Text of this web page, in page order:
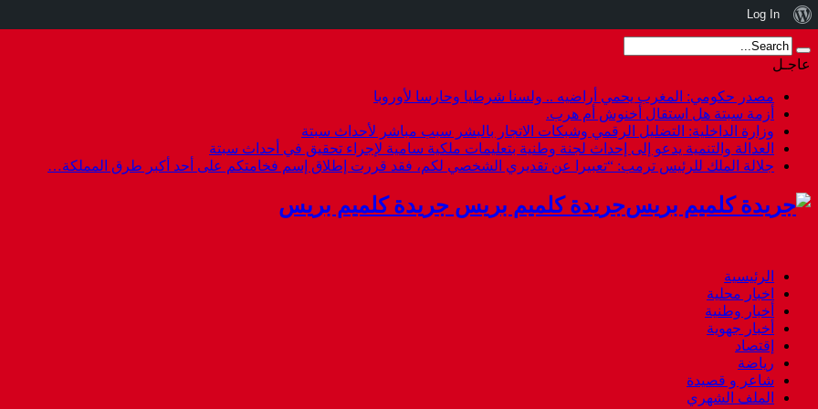
عاجـل
مصدر حكومي: المغرب يحمي أراضيه .. ولسنا شرطيا وحارسا لأوروبا
أزمة سبتة هل استقال أخنوش أم هرب.
وزارة الداخلية: التضليل الرقمي وشبكات الاتجار بالبشر سبب مباشر لأحداث سبتة
العدالة والتنمية يدعو إلى إحداث لجنة وطنية بتعليمات ملكية سامية لإجراء تحقيق في أحداث سبتة
جلالة الملك للرئيس ترمب: “تعبيرا عن تقديري الشخصي لكم، فقد قررت إطلاق إسم فخامتكم على أحد أكبر طرق المملكة…
جريدة كلميم بريس جريدة كلميم بريس
الرئيسية
اخبار محلية
أخبار وطنية
أخبار جهوية
إقتصاد
رياضة
شاعر و قصيدة
الملف الشهري
نبذة
عن
ووردبريس
Log In